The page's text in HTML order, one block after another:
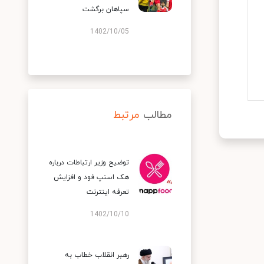
سپاهان برگشت
1402/10/05
مطالب مرتبط
توضیح وزیر ارتباطات درباره
هک اسنپ‌ فود و افزایش
تعرفه اینترنت
1402/10/10
رهبر انقلاب خطاب به